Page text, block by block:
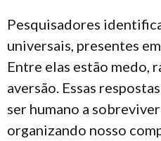
Pesquisadores
universais, presentes
Entre elas estão medo,
aversão. Essas
ser humano a
organizando nosso